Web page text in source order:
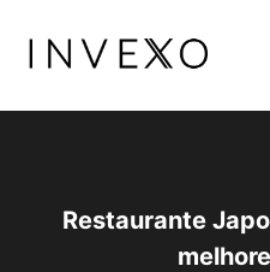
para
Conteúdo
Restaurante